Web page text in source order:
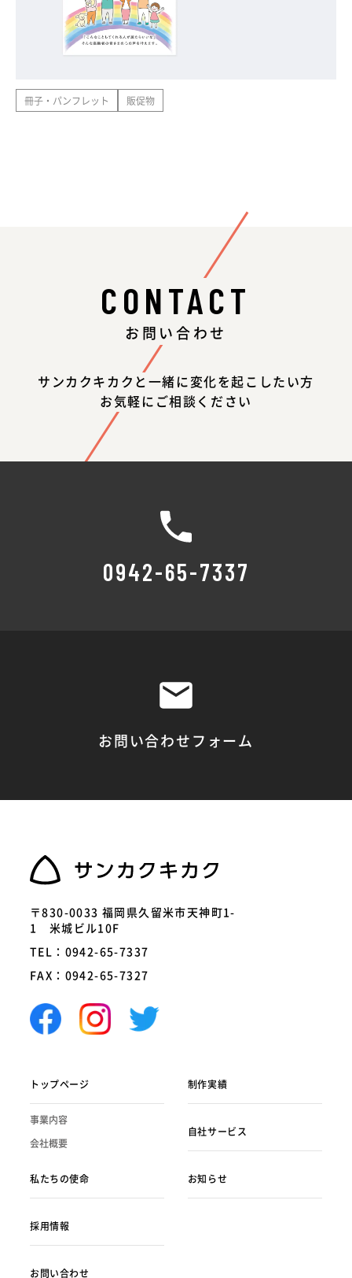
冊子・パンフレット 販促物
CONTACT
お問い合わせ
サンカクキカクと一緒に変化を起こしたい方
お気軽にご相談ください
0942-65-7337
お問い合わせフォーム
〒830-0033 福岡県久留米市天神町1-
1 米城ビル10F
TEL：0942-65-7337
FAX：0942-65-7327
トップページ
事業内容
会社概要
私たちの使命
制作実績
自社サービス
お知らせ
採用情報
お問い合わせ